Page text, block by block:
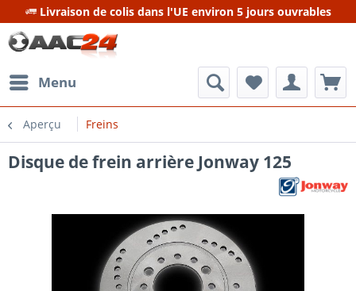
Livraison de colis dans l'UE environ 5 jours ouvrables
Menu
Aperçu Freins
Disque de frein arrière Jonway 125